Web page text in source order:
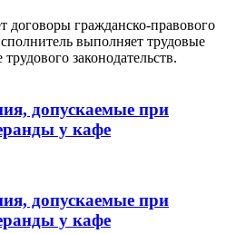
договоры гражданско-правового
выполняет трудовые
законодательств.
допускаемые при
у кафе
допускаемые при
у кафе